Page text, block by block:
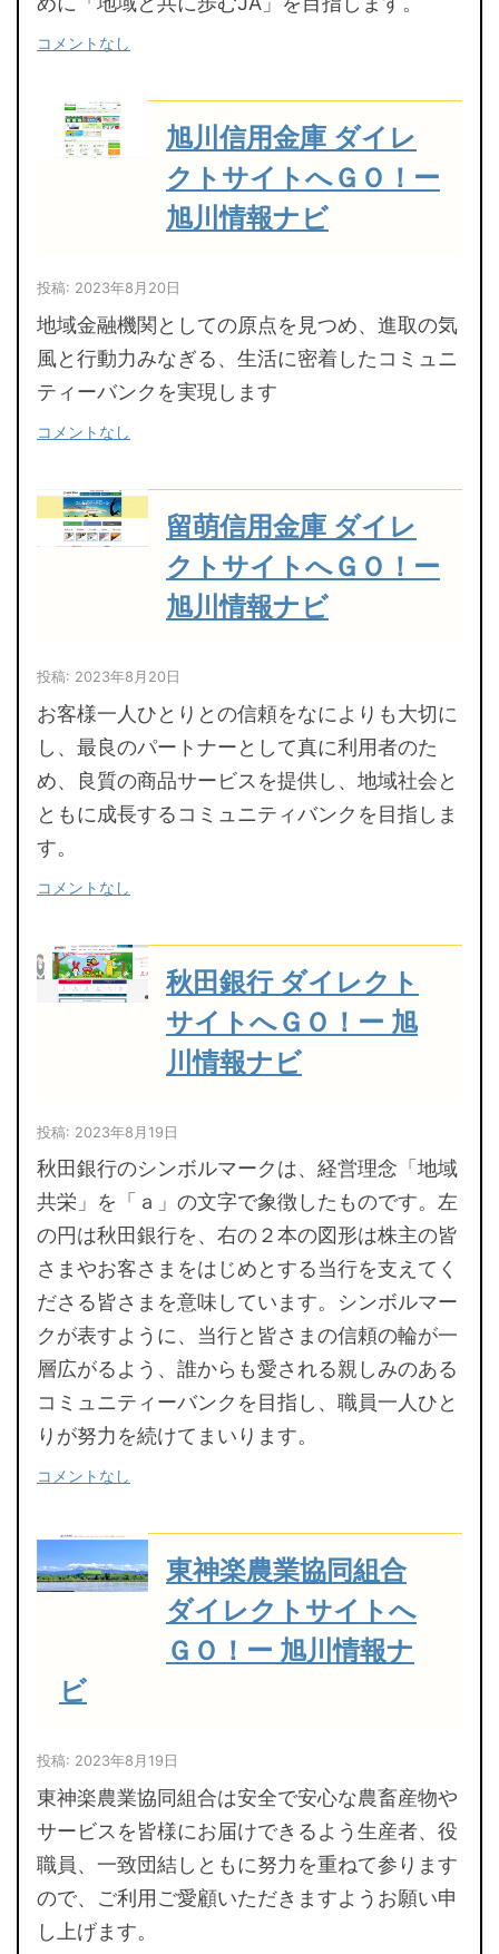
コメントなし
旭川信用金庫 ダイレ
クトサイトへＧＯ！ー
旭川情報ナビ
投稿: 2023年8月20日
地域金融機関としての原点を見つめ、進取の気
風と行動力みなぎる、生活に密着したコミュニ
ティーバンクを実現します
コメントなし
留萌信用金庫 ダイレ
クトサイトへＧＯ！ー
旭川情報ナビ
投稿: 2023年8月20日
お客様一人ひとりとの信頼をなによりも大切に
し、最良のパートナーとして真に利用者のた
め、良質の商品サービスを提供し、地域社会と
ともに成長するコミュニティバンクを目指しま
す。
コメントなし
秋田銀行 ダイレクト
サイトへＧＯ！ー 旭
川情報ナビ
投稿: 2023年8月19日
秋田銀行のシンボルマークは、経営理念「地域
共栄」を「ａ」の文字で象徴したものです。左
の円は秋田銀行を、右の２本の図形は株主の皆
さまやお客さまをはじめとする当行を支えてく
ださる皆さまを意味しています。シンボルマー
クが表すように、当行と皆さまの信頼の輪が一
層広がるよう、誰からも愛される親しみのある
コミュニティーバンクを目指し、職員一人ひと
りが努力を続けてまいります。
コメントなし
東神楽農業協同組合
ダイレクトサイトへ
ＧＯ！ー 旭川情報ナ
ビ
投稿: 2023年8月19日
東神楽農業協同組合は安全で安心な農畜産物や
サービスを皆様にお届けできるよう生産者、役
職員、一致団結しともに努力を重ねて参ります
ので、ご利用ご愛顧いただきますようお願い申
し上げます。